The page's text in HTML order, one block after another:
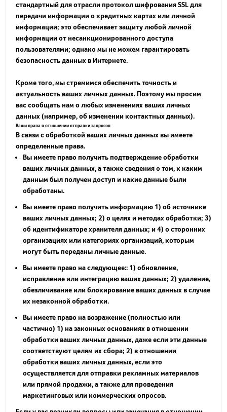
стандартный для отрасли протокол шифрования SSL для
передачи информации о кредитных картах или личной
информации; это обеспечивает защиту любой личной
информации от несанкционированного доступа
пользователями; однако мы не можем гарантировать
безопасность данных в Интернете.
Кроме того, мы стремимся обеспечить точность и
актуальность ваших личных данных. Поэтому мы просим
вас сообщать нам о любых изменениях ваших личных
данных (например, об изменении контактных данных).
Ваши права в отношении отправки запросов
В связи с обработкой ваших личных данных вы имеете
определенные права.
Вы имеете право получить подтверждение обработки
ваших личных данных, а также сведения о том, к каким
данным был получен доступ и какие данные были
обработаны.
Вы имеете право получить информацию 1) об источнике
ваших личных данных; 2) о целях и методах обработки; 3)
об идентификаторе хранителя данных; и 4) о сторонних
организациях или категориях организаций, которым
могут быть переданы личные данные.
Вы имеете право на следующее:: 1) обновление,
исправление или интеграцию ваших данных; 2) удаление,
обезличивание или блокирование ваших данных в случае
их незаконной обработки.
Вы имеете право на возражение (полностью или
частично) 1) на законных основаниях в отношении
обработки ваших личных данных, даже если эти данные
соответствуют целям их сбора; 2) в отношении
обработки ваших личных данных, если это
осуществляется для отправки рекламных материалов
или прямой продажи, а также для проведения
маркетинговых или коммерческих опросов.